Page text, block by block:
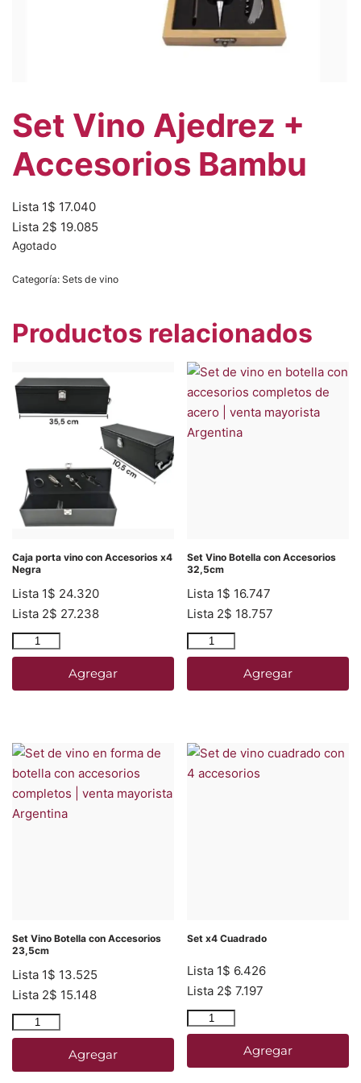
Set Vino Ajedrez +
Accesorios Bambu
Lista 1$ 17.040
Lista 2$ 19.085
Agotado
Categoría: Sets de vino
Productos relacionados
Caja porta vino con Accesorios x4
Negra
Lista 1$ 24.320
Lista 2$ 27.238
Agregar
Set Vino Botella con Accesorios
32,5cm
Lista 1$ 16.747
Lista 2$ 18.757
Agregar
Set Vino Botella con Accesorios
23,5cm
Lista 1$ 13.525
Lista 2$ 15.148
Agregar
Set x4 Cuadrado
Lista 1$ 6.426
Lista 2$ 7.197
Agregar